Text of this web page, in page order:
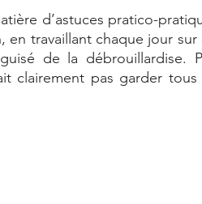
d’astuces pratico-
en travaillant chaque jour sur
de la débrouillardise.
clairement pas garder tous